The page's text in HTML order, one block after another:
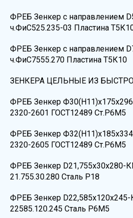
ФРЕБ Зенкер с направлением
ч.ФиС525.235-03 Пластина
ФРЕБ Зенкер с направлением
ч.ФиС7555.270 Пластина Т5К10
ЗЕНКЕРА ЦЕЛЬНЫЕ ИЗ
ФРЕБ Зенкер
2320-2601 ГОСТ12489 Ст.Р6М5
ФРЕБ Зенкер
2320-2605 ГОСТ12489 Ст.Р6М5
ФРЕБ Зенкер D21,755х30х280-
21.755.30.280 Сталь Р18
ФРЕБ Зенкер
22585.120.245 Сталь Р6М5